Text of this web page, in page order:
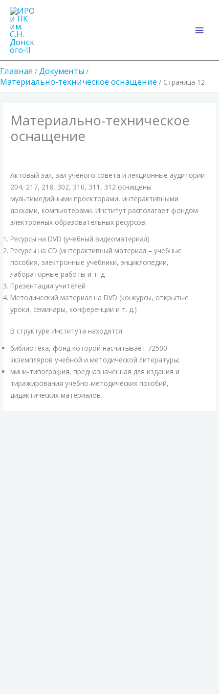
Перейти
содержимому
Главная Документы
Материально-техническое оснащение
Страница 12
Материально-техническое
оснащение
Актовый зал, зал ученого совета и лекционные аудитории
204, 217, 218, 302, 310, 311, 312 оснащены
мультимедийными проекторами, интерактивными
досками, компьютерами. Институт располагает фондом
электронных образовательных ресурсов:
Ресурсы на DVD (учебный видеоматериал)
Ресурсы на CD (интерактивный материал – учебные
пособия, электронные учебники, энциклопедии,
лабораторные работы и т. д
Презентации учителей
Методический материал на DVD (конкурсы, открытые
уроки, семинары, конференции и т. д.)
В структуре Института находятся:
библиотека, фонд которой насчитывает 72500
экземпляров учебной и методической литературы;
мини-типография, предназначенная для издания и
тиражирования учебно-методических пособий,
дидактических материалов.